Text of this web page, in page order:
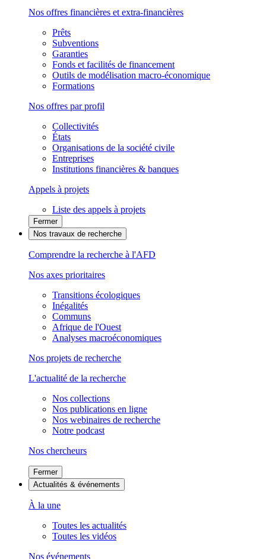
Nos offres financières et extra-financières
Prêts
Subventions
Garanties
Fonds et facilités de financement
Outils de modélisation macro-économique
Formations
Nos offres par profil
Collectivités
États
Organisations de la société civile
Entreprises
Institutions financières & banques
Appels à projets
Liste des appels à projets
Fermer
Nos travaux de recherche
Comprendre la recherche à l'AFD
Nos axes prioritaires
Transitions écologiques
Inégalités
Communs
Afrique de l'Ouest
Analyses macroéconomiques
Nos projets de recherche
L'actualité de la recherche
Nos collections
Nos publications en ligne
Nos webinaires de recherche
Notre podcast
Nos chercheurs
Fermer
Actualités & événements
À la une
Toutes les actualités
Toutes les vidéos
Nos événements